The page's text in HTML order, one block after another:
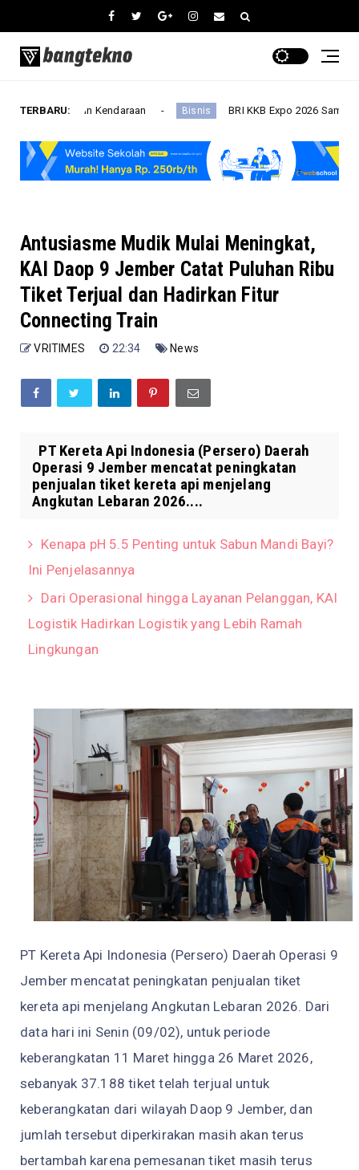
TERBARU:
Kendaraan Bisnis BRI KKB Expo 2026 Sambangi
Antusiasme Mudik Mulai Meningkat,
KAI Daop 9 Jember Catat Puluhan Ribu
Tiket Terjual dan Hadirkan Fitur
Connecting Train
VRITIMES 22:34 News
PT Kereta Api Indonesia (Persero) Daerah
Operasi 9 Jember mencatat peningkatan
penjualan tiket kereta api menjelang
Angkutan Lebaran 2026....
Kenapa pH 5.5 Penting untuk Sabun Mandi Bayi?
Ini Penjelasannya
Dari Operasional hingga Layanan Pelanggan, KAI
Logistik Hadirkan Logistik yang Lebih Ramah
Lingkungan
PT Kereta Api Indonesia (Persero) Daerah Operasi 9
Jember mencatat peningkatan penjualan tiket
kereta api menjelang Angkutan Lebaran 2026. Dari
data hari ini Senin (09/02), untuk periode
keberangkatan 11 Maret hingga 26 Maret 2026,
sebanyak 37.188 tiket telah terjual untuk
keberangkatan dari wilayah Daop 9 Jember, dan
jumlah tersebut diperkirakan masih akan terus
bertambah karena pemesanan tiket masih terus